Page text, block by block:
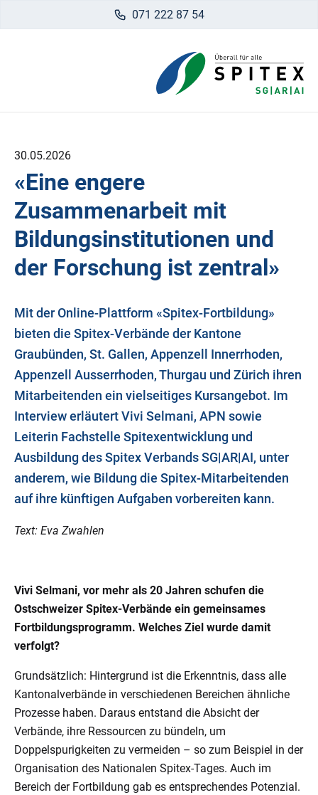
071 222 87 54
30.05.2026
«Eine engere
Zusammenarbeit mit
Bildungsinstitutionen und
der Forschung ist zentral»
Mit der Online-Plattform «Spitex-Fortbildung»
bieten die Spitex-Verbände der Kantone
Graubünden, St. Gallen, Appenzell Innerrhoden,
Appenzell Ausserrhoden, Thurgau und Zürich ihren
Mitarbeitenden ein vielseitiges Kursangebot. Im
Interview erläutert Vivi Selmani, APN sowie
Leiterin Fachstelle Spitexentwicklung und
Ausbildung des Spitex Verbands SG|AR|AI, unter
anderem, wie Bildung die Spitex-Mitarbeitenden
auf ihre künftigen Aufgaben vorbereiten kann.
Text: Eva Zwahlen
Vivi Selmani, vor mehr als 20 Jahren schufen die
Ostschweizer Spitex-Verbände ein gemeinsames
Fortbildungsprogramm. Welches Ziel wurde damit
verfolgt?
Grundsätzlich: Hintergrund ist die Erkenntnis, dass alle
Kantonalverbände in verschiedenen Bereichen ähnliche
Prozesse haben. Daraus entstand die Absicht der
Verbände, ihre Ressourcen zu bündeln, um
Doppelspurigkeiten zu vermeiden – so zum Beispiel in der
Organisation des Nationalen Spitex-Tages. Auch im
Bereich der Fortbildung gab es entsprechendes Potenzial.